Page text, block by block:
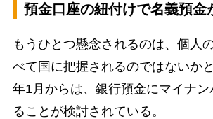
預金口座の紐付けで名義預金
もうひとつ懸念されるのは、個人
べて国に把握されるのではないか
年1月からは、銀行預金にマイナ
ることが検討されている。